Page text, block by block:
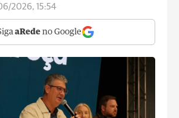
2026, 15:54
aRede no Google